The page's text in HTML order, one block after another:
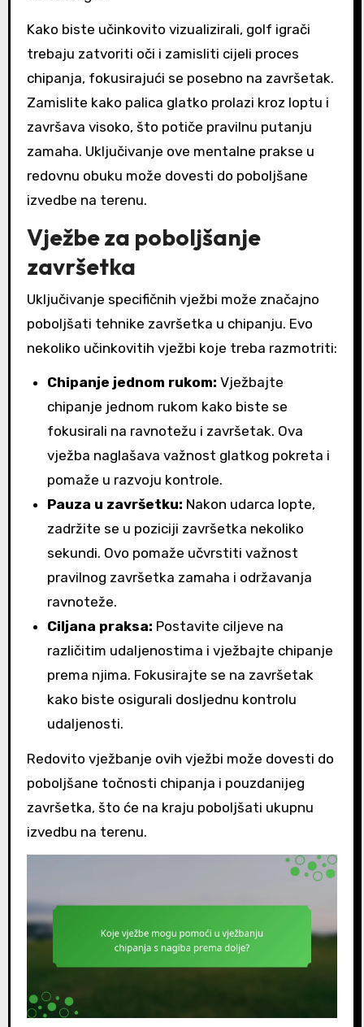
Kako biste učinkovito vizualizirali, golf igrači
trebaju zatvoriti oči i zamisliti cijeli proces
chipanja, fokusirajući se posebno na završetak.
Zamislite kako palica glatko prolazi kroz loptu i
završava visoko, što potiče pravilnu putanju
zamaha. Uključivanje ove mentalne prakse u
redovnu obuku može dovesti do poboljšane
izvedbe na terenu.
Vježbe za poboljšanje
završetka
Uključivanje specifičnih vježbi može značajno
poboljšati tehnike završetka u chipanju. Evo
nekoliko učinkovitih vježbi koje treba razmotriti:
Chipanje jednom rukom: Vježbajte
chipanje jednom rukom kako biste se
fokusirali na ravnotežu i završetak. Ova
vježba naglašava važnost glatkog pokreta i
pomaže u razvoju kontrole.
Pauza u završetku: Nakon udarca lopte,
zadržite se u poziciji završetka nekoliko
sekundi. Ovo pomaže učvrstiti važnost
pravilnog završetka zamaha i održavanja
ravnoteže.
Ciljana praksa: Postavite ciljeve na
različitim udaljenostima i vježbajte chipanje
prema njima. Fokusirajte se na završetak
kako biste osigurali dosljednu kontrolu
udaljenosti.
Redovito vježbanje ovih vježbi može dovesti do
poboljšane točnosti chipanja i pouzdanijeg
završetka, što će na kraju poboljšati ukupnu
izvedbu na terenu.